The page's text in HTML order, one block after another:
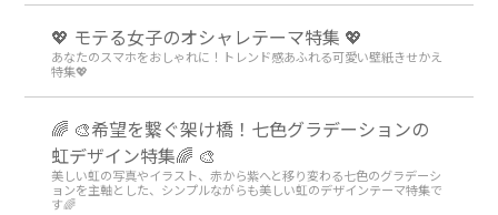
💖 モテる女子のオシャレテーマ特集 💖
あなたのスマホをおしゃれに！トレンド感あふれる可愛い壁紙きせかえ
特集💖
🌈 🎨希望を繋ぐ架け橋！七色グラデーションの
虹デザイン特集🌈 🎨
美しい虹の写真やイラスト、赤から紫へと移り変わる七色のグラデーシ
ョンを主軸とした、シンプルながらも美しい虹のデザインテーマ特集で
す🌈